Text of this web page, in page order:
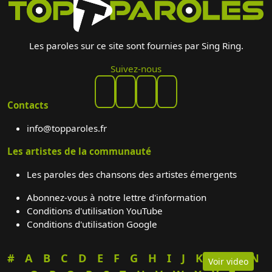
Voir video
Les paroles sur ce site sont fournies par Sing Ring.
Suivez-nous
Contacts
info@topparoles.fr
Les artistes de la communauté
Les paroles des chansons des artistes émergents
Abonnez-vous à notre lettre d'information
Conditions d'utilisation YouTube
Conditions d'utilisation Google
# A B C D E F G H I J K L M
N